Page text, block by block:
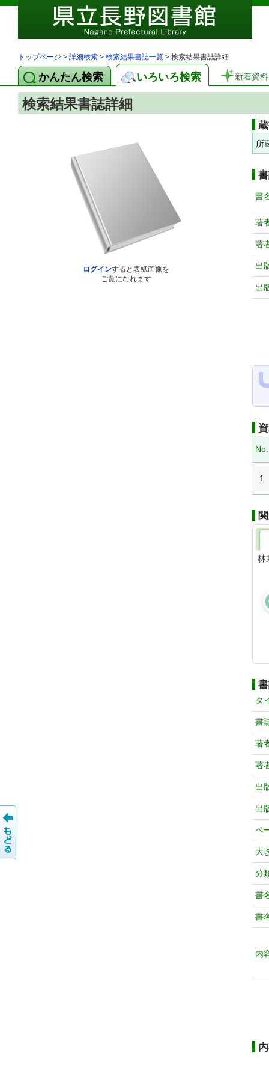
トップページ > 詳細検索 > 検索結果書誌一覧 > 検索結果書誌詳細
かんたん検索 いろいろ検索 新着資料
検索結果書誌詳細
ログインすると表紙画像を
ご覧になれます
所
書
著
著
出
出
No.
1
林
タ
書
著
著
出
出
ペ
大
分
書
書
内